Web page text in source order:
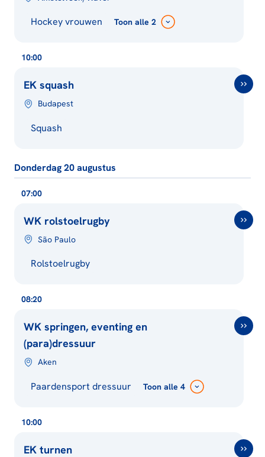
Hockey vrouwen Toon alle 2
10:00
EK squash
Budapest
Squash
Donderdag 20 augustus
07:00
WK rolstoelrugby
São Paulo
Rolstoelrugby
08:20
WK springen, eventing en
(para)dressuur
Aken
Paardensport dressuur Toon alle 4
10:00
EK turnen